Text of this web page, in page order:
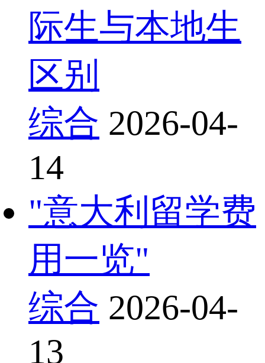
际生与本地生
区别
综合 2026-04-
14
"意大利留学费
用一览"
综合 2026-04-
13